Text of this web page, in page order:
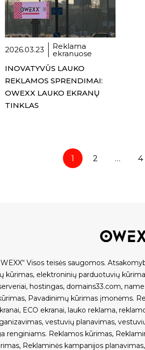
2026.03.23 Reklama
ekranuose
INOVATYVŪS LAUKO
REKLAMOS SPRENDIMAI:
OWEXX LAUKO EKRANŲ
TINKLAS
1 2 … 4
Visos teisės saugomos.
kūrimas, elektroninių parduotuvių
, hostingas, domains33.com,
, Pavadinimų kūrimas įmonėms.
, ECO ekranai, lauko reklama,
, vestuvių planavimas,
renginiams. Reklamos kūrimas,
, Reklaminės kampanijos